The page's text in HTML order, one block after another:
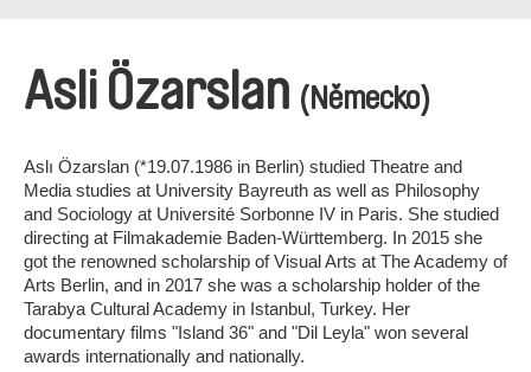
Asli Özarslan (Německo)
Aslı Özarslan (*19.07.1986 in Berlin) studied Theatre and
Media studies at University Bayreuth as well as Philosophy
and Sociology at Université Sorbonne IV in Paris. She studied
directing at Filmakademie Baden-Württemberg. In 2015 she
got the renowned scholarship of Visual Arts at The Academy of
Arts Berlin, and in 2017 she was a scholarship holder of the
Tarabya Cultural Academy in Istanbul, Turkey. Her
documentary films "Island 36" and "Dil Leyla" won several
awards internationally and nationally.